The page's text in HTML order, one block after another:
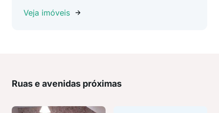
Veja imóveis
Ruas e avenidas próximas